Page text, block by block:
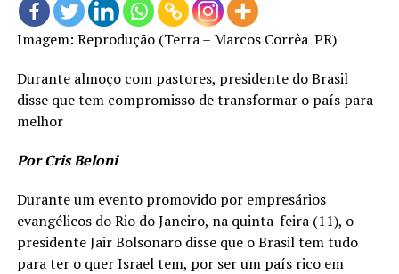
EXPEDIENTE
HOME
Imagem: Reprodução (Terra – Marcos Corrêa |PR)
Durante almoço com pastores, presidente do Brasil
disse que tem compromisso de transformar o país para
melhor
Por Cris Beloni
Durante um evento promovido por empresários
evangélicos do Rio do Janeiro, na quinta-feira (11), o
presidente Jair Bolsonaro disse que o Brasil tem tudo
para ter o quer Israel tem, por ser um país rico em